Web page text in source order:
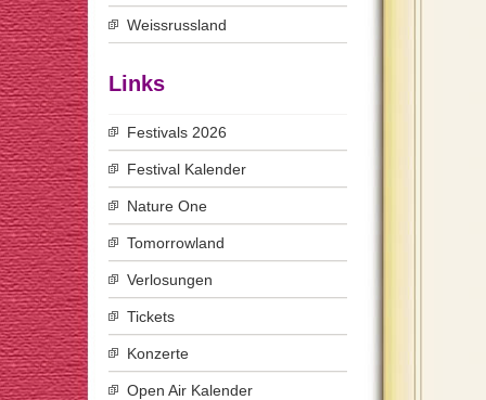
Weissrussland
Links
Festivals 2026
Festival Kalender
Nature One
Tomorrowland
Verlosungen
Tickets
Konzerte
Open Air Kalender